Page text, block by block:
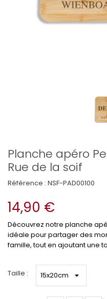
Planche apéro
Rue de la soif
Référence : NSF-PAD00100
14,90 €
Découvrez notre planche
idéale pour partager des
famille, tout en ajoutant une
Taille :